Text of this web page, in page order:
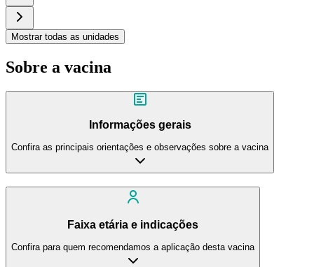
Mostrar todas as unidades
Sobre a vacina
Informações gerais
Confira as principais orientações e observações sobre a vacina
Faixa etária e indicações
Confira para quem recomendamos a aplicação desta vacina